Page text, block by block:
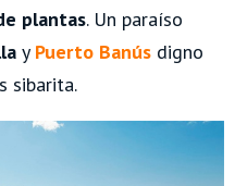
plantas. Un paraíso
y Puerto Banús digno
sibarita.